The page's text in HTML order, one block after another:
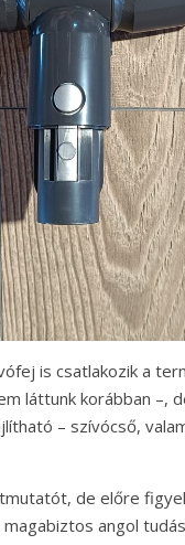
is csatlakozik a
láttunk korábban –,
– szívócső,
de előre
angol